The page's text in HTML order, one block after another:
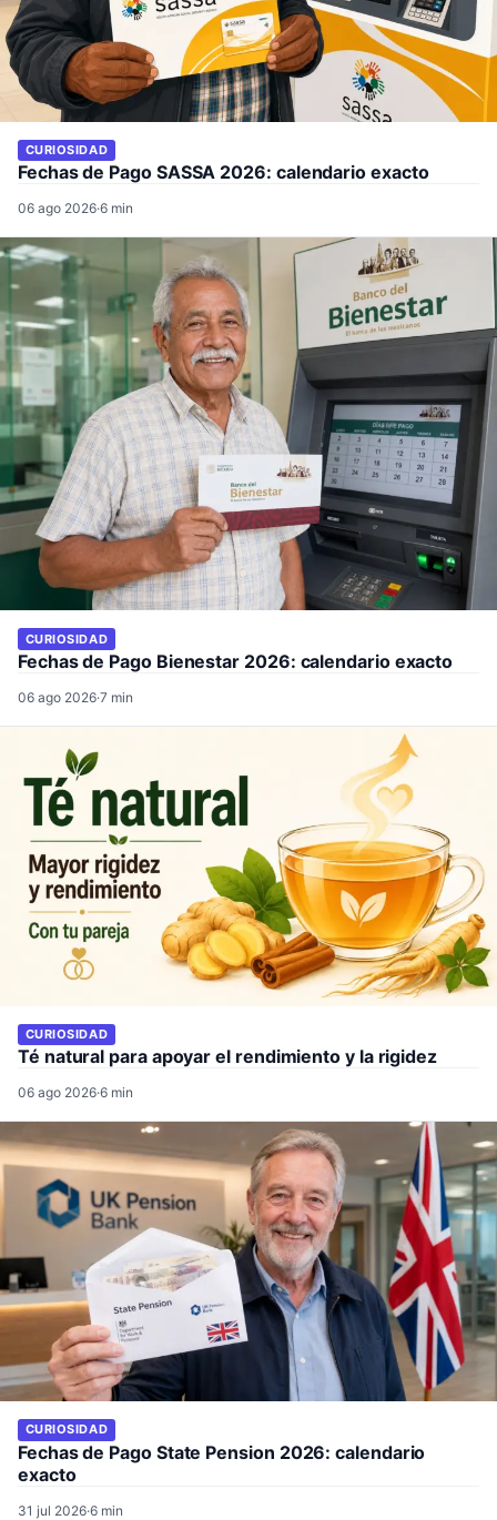
CURIOSIDAD
Fechas de Pago SASSA 2026: calendario exacto
06 ago 2026·6 min
CURIOSIDAD
Fechas de Pago Bienestar 2026: calendario exacto
06 ago 2026·7 min
CURIOSIDAD
Té natural para apoyar el rendimiento y la rigidez
06 ago 2026·6 min
CURIOSIDAD
Fechas de Pago State Pension 2026: calendario
exacto
31 jul 2026·6 min